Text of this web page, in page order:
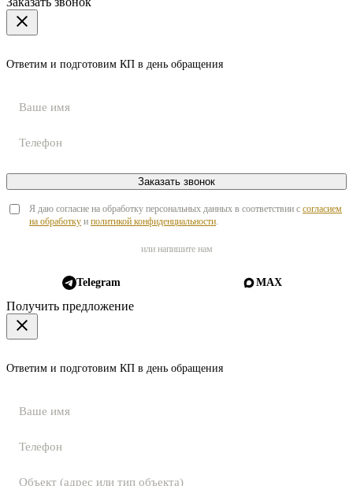
Ответим и подготовим КП в день обращения
Заказать звонок
Я даю согласие на обработку персональных данных в соответствии с согласием
на обработку и политикой конфиденциальности
или напишите нам
Telegram MAX
Получить предложение
Ответим и подготовим КП в день обращения